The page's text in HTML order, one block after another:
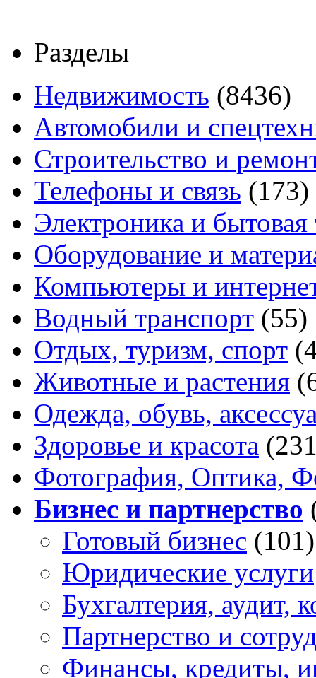
Разделы
Недвижимость (8436)
Автомобили и
Строительство и
Телефоны и связь (173)
Электроника и бытовая
Оборудование и
Компьютеры и
Водный транспорт (55)
Отдых, туризм, спорт
Животные и растения
Одежда, обувь,
Здоровье и красота
Фотография, Оптика,
Бизнес и партнерство
Готовый бизнес (101)
Юридические услуги
Бухгалтерия, аудит,
Партнерство и
Финансы, кредиты,